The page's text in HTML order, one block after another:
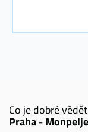
Co je dobré
Praha - Monpelje